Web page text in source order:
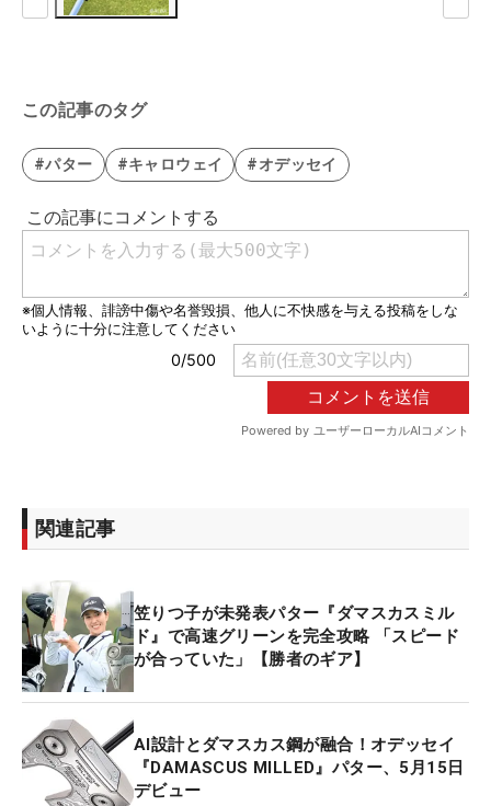
この記事のタグ
#パター #キャロウェイ #オデッセイ
関連記事
笠りつ子が未発表パター『ダマスカスミル
ド』で高速グリーンを完全攻略 「スピード
が合っていた」【勝者のギア】
AI設計とダマスカス鋼が融合！オデッセイ
『DAMASCUS MILLED』パター、5月15日
デビュー